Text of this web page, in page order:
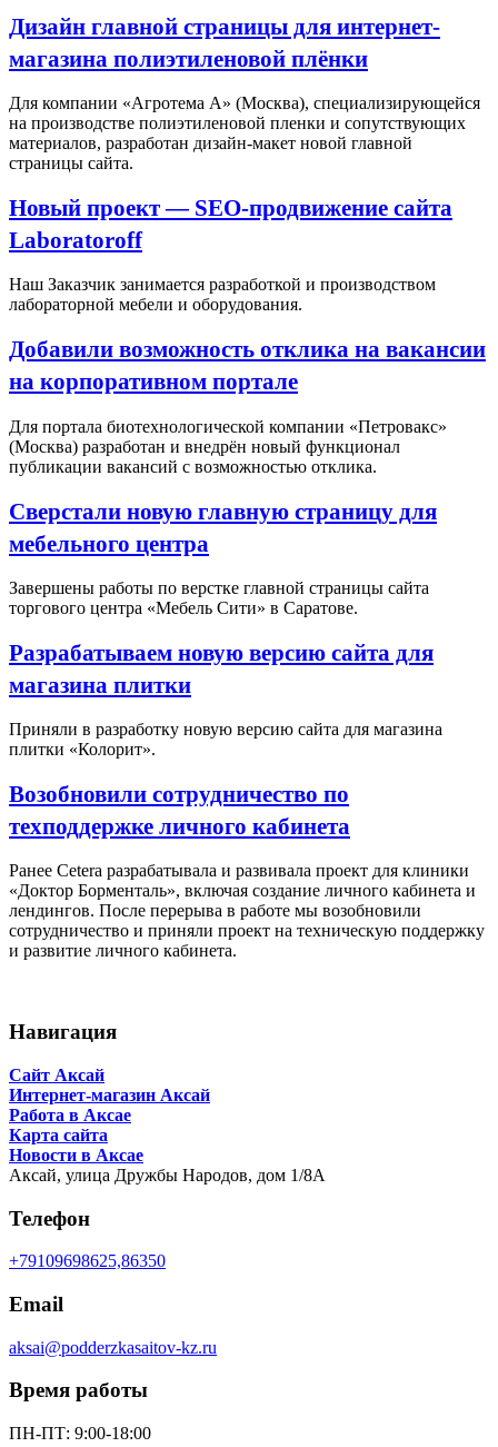
Дизайн главной страницы для интернет-
магазина полиэтиленовой плёнки
Для компании «Агротема А» (Москва), специализирующейся
на производстве полиэтиленовой пленки и сопутствующих
материалов, разработан дизайн-макет новой главной
страницы сайта.
Новый проект — SEO-продвижение сайта
Laboratoroff
Наш Заказчик занимается разработкой и производством
лабораторной мебели и оборудования.
Добавили возможность отклика на вакансии
на корпоративном портале
Для портала биотехнологической компании «Петровакс»
(Москва) разработан и внедрён новый функционал
публикации вакансий с возможностью отклика.
Сверстали новую главную страницу для
мебельного центра
Завершены работы по верстке главной страницы сайта
торгового центра «Мебель Сити» в Саратове.
Разрабатываем новую версию сайта для
магазина плитки
Приняли в разработку новую версию сайта для магазина
плитки «Колорит».
Возобновили сотрудничество по
техподдержке личного кабинета
Ранее Cetera разрабатывала и развивала проект для клиники
«Доктор Борменталь», включая создание личного кабинета и
лендингов. После перерыва в работе мы возобновили
сотрудничество и приняли проект на техническую поддержку
и развитие личного кабинета.
Навигация
Сайт Аксай
Интернет-магазин Аксай
Работа в Аксае
Карта сайта
Новости в Аксае
Аксай, улица Дружбы Народов, дом 1/8А
Телефон
+79109698625,86350
Email
aksai@podderzkasaitov-kz.ru
Время работы
ПН-ПТ: 9:00-18:00